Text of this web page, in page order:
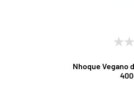
Nhoque Vegano